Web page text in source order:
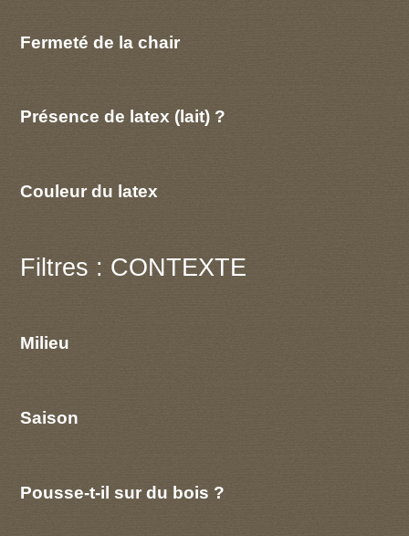
Fermeté de la chair
Présence de latex (lait) ?
Couleur du latex
Filtres : CONTEXTE
Milieu
Saison
Pousse-t-il sur du bois ?